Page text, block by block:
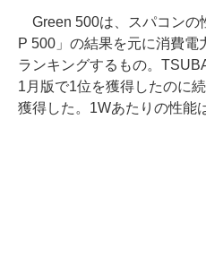
Green 500は、スパコンの
P 500」の結果を元に消費電
ランキングするもの。
1月版で1位を獲得したのに
獲得した。1Wあたりの性能